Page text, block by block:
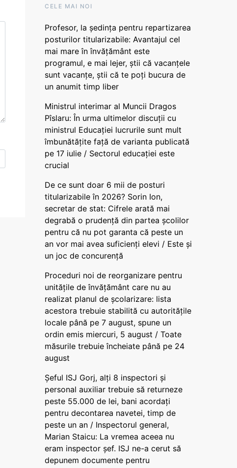
CELE MAI NOI
Profesor, la ședința pentru repartizarea
posturilor titularizabile: Avantajul cel
mai mare în învățământ este
programul, e mai lejer, știi că vacanțele
sunt vacanţe, știi că te poți bucura de
un anumit timp liber
Ministrul interimar al Muncii Dragos
Pîslaru: În urma ultimelor discuții cu
ministrul Educației lucrurile sunt mult
îmbunătățite față de varianta publicată
pe 17 iulie / Sectorul educației este
crucial
De ce sunt doar 6 mii de posturi
titularizabile în 2026? Sorin Ion,
secretar de stat: Cifrele arată mai
degrabă o prudență din partea școlilor
pentru că nu pot garanta că peste un
an vor mai avea suficienți elevi / Este și
un joc de concurență
Proceduri noi de reorganizare pentru
unitățile de învățământ care nu au
realizat planul de școlarizare: lista
acestora trebuie stabilită cu autoritățile
locale până pe 7 august, spune un
ordin emis miercuri, 5 august / Toate
măsurile trebuie încheiate până pe 24
august
Șeful ISJ Gorj, alți 8 inspectori și
personal auxiliar trebuie să returneze
peste 55.000 de lei, bani acordați
pentru decontarea navetei, timp de
peste un an / Inspectorul general,
Marian Staicu: La vremea aceea nu
eram inspector șef. ISJ ne-a cerut să
depunem documente pentru